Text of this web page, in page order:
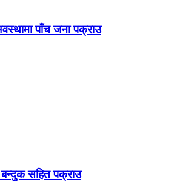
पाँच जना पक्राउ
बन्दुक सहित पक्राउ